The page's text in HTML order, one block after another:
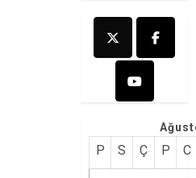
P S Ç P C